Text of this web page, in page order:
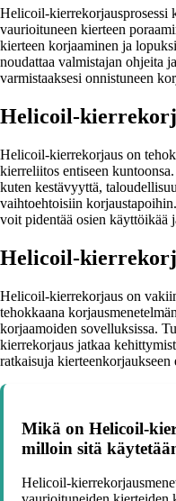
Helicoil-kierrekorjausprosessi
vaurioituneen kierteen
kierteen korjaaminen ja
noudattaa valmistajan ohjeita
varmistaaksesi onnistuneen
Helicoil-
Helicoil-kierrekorjaus on
kierreliitos entiseen
kuten kestävyyttä,
vaihtoehtoisiin
voit pidentää osien käyttöikää
Helicoil-
Helicoil-kierrekorjaus on
tehokkaana
korjaamoiden sovelluksissa.
kierrekorjaus jatkaa
ratkaisuja kierteenkorjaukseen
Mikä on Helicoil-
milloin sitä
Helicoil-